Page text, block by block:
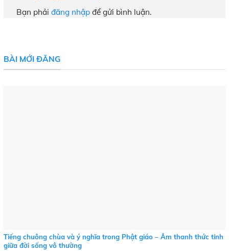
Bạn phải đăng nhập để gửi bình luận.
BÀI MỚI ĐĂNG
Tiếng chuông chùa và ý nghĩa trong Phật giáo – Âm thanh thức tỉnh
giữa đời sống vô thường